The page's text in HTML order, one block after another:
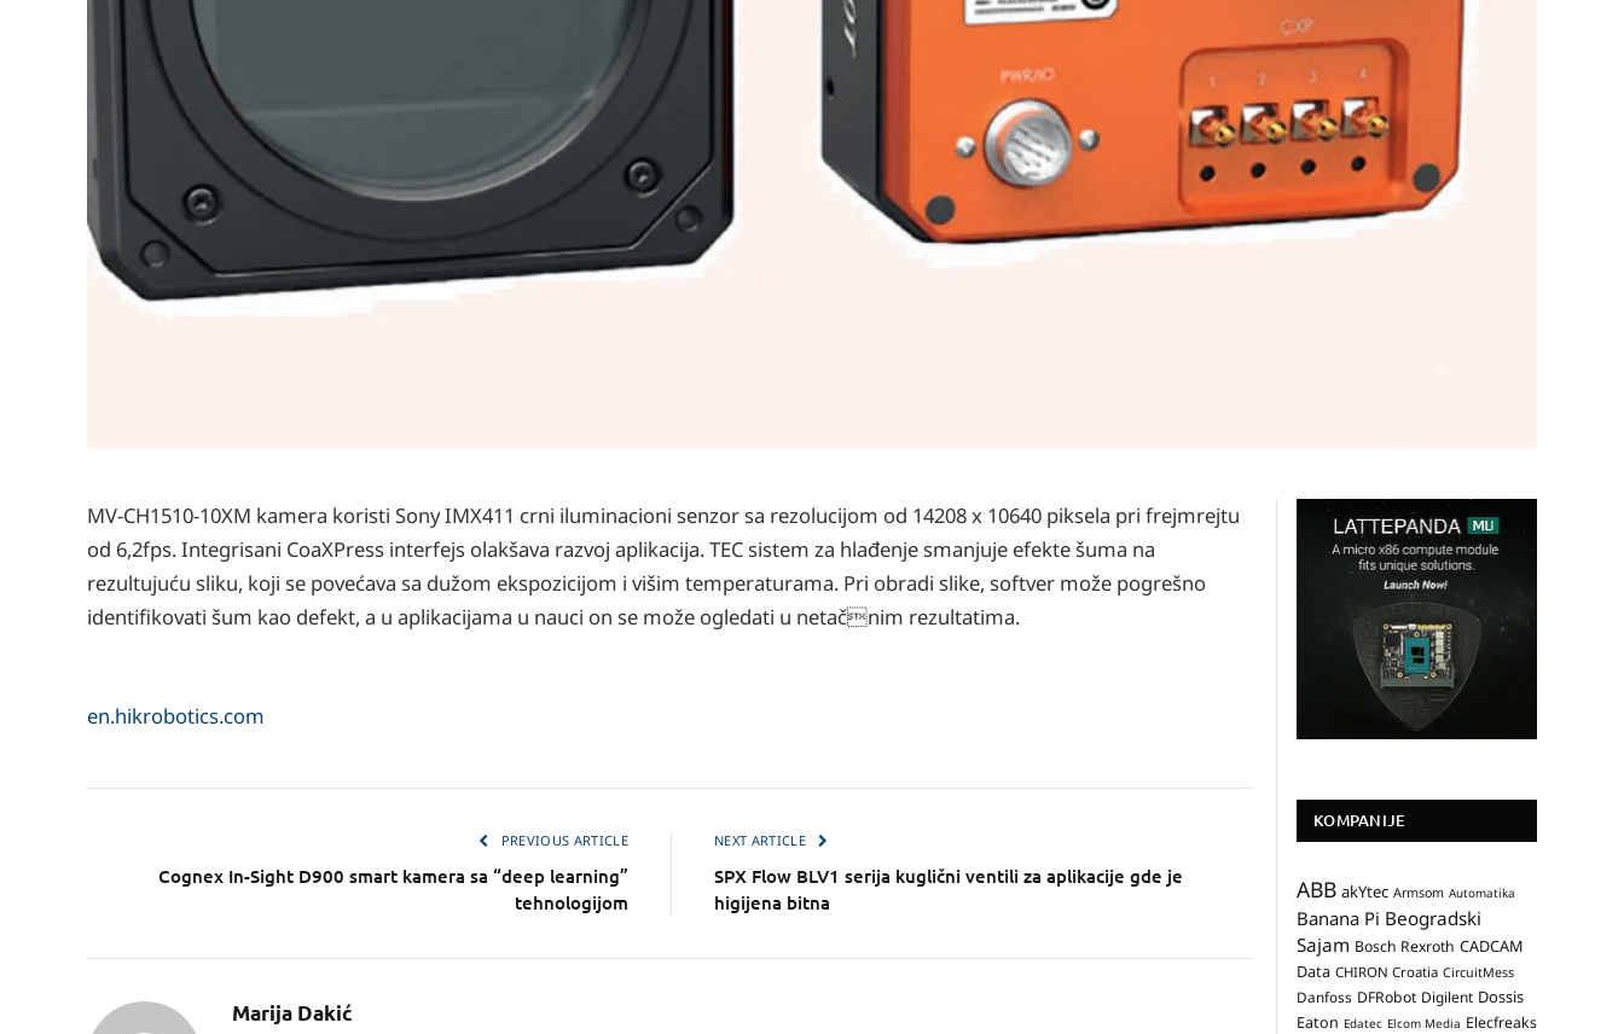
MV-CH1510-10XM kamera koristi Sony IMX411 crni iluminacioni senzor sa rezolucijom od 14208 x 10640 piksela pri frejmrejtu
od 6,2fps. Integrisani CoaXPress interfejs olakšava razvoj aplikacija. TEC sistem za hlađenje smanjuje efekte šuma na
rezultujuću sliku, koji se povećava sa dužom ekspozicijom i višim temperaturama. Pri obradi slike, softver može pogrešno
identifikovati šum kao defekt, a u aplikacijama u nauci on se može ogledati u netačnim rezultatima.
en.hikrobotics.com
PREVIOUS ARTICLE
Cognex In-Sight D900 smart kamera sa “deep learning”
tehnologijom
NEXT ARTICLE
SPX Flow BLV1 serija kuglični ventili za aplikacije gde je
higijena bitna
Marija Dakić
KOMPANIJE
ABB akYtec Armsom Automatika
Banana Pi Beogradski
Sajam Bosch Rexroth CADCAM
Data CHIRON Croatia CircuitMess
Danfoss DFRobot Digilent Dossis
Eaton Edatec Elcom Media Elecfreaks